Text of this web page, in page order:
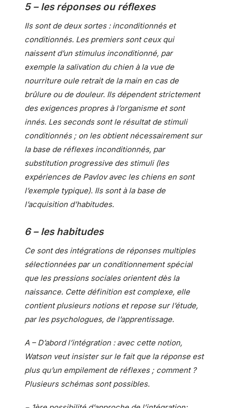
5 – les réponses ou réflexes
Ils sont de deux sortes : inconditionnés et
conditionnés. Les premiers sont ceux qui
naissent d’un stimulus inconditionné, par
exemple la salivation du chien à la vue de
nourriture oule retrait de la main en cas de
brûlure ou de douleur. Ils dépendent strictement
des exigences propres à l’organisme et sont
innés. Les seconds sont le résultat de stimuli
conditionnés ; on les obtient nécessairement sur
la base de réflexes inconditionnés, par
substitution progressive des stimuli (les
expériences de Pavlov avec les chiens en sont
l’exemple typique). Ils sont à la base de
l’acquisition d’habitudes.
6 – les habitudes
Ce sont des intégrations de réponses multiples
sélectionnées par un conditionnement spécial
que les pressions sociales orientent dès la
naissance. Cette définition est complexe, elle
contient plusieurs notions et repose sur l’étude,
par les psychologues, de l’apprentissage.
A – D’abord l’intégration : avec cette notion,
Watson veut insister sur le fait que la réponse est
plus qu’un empilement de réflexes ; comment ?
Plusieurs schémas sont possibles.